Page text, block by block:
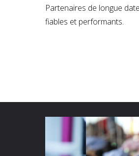
Partenaires de longue
fiables et performants.